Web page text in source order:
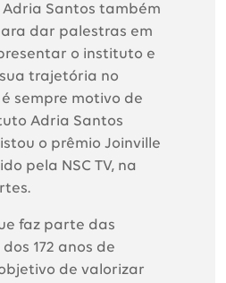
Adria Santos também
dar palestras em
o instituto e
trajetória no
sempre motivo de
Adria Santos
o prêmio Joinville
pela NSC TV, na
faz parte das
172 anos de
de valorizar